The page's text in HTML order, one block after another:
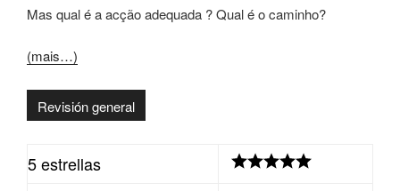
Mas qual é a acção adequada ? Qual é o caminho?
(mais…)
Revisión general
5 estrellas